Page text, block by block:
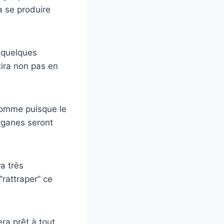
se produire
non pas en
puisque le
seront
très
ce